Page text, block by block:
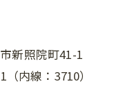
新照院町41-1
内線：3710）